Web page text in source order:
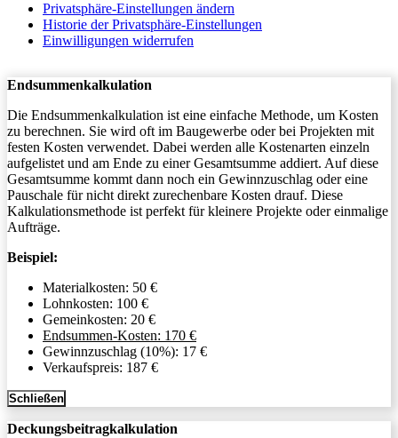
Privatsphäre-Einstellungen ändern
Historie der Privatsphäre-Einstellungen
Einwilligungen widerrufen
Endsummenkalkulation
Die Endsummenkalkulation ist eine einfache Methode, um Kosten
zu berechnen. Sie wird oft im Baugewerbe oder bei Projekten mit
festen Kosten verwendet. Dabei werden alle Kostenarten einzeln
aufgelistet und am Ende zu einer Gesamtsumme addiert. Auf diese
Gesamtsumme kommt dann noch ein Gewinnzuschlag oder eine
Pauschale für nicht direkt zurechenbare Kosten drauf. Diese
Kalkulationsmethode ist perfekt für kleinere Projekte oder einmalige
Aufträge.
Beispiel:
Materialkosten: 50 €
Lohnkosten: 100 €
Gemeinkosten: 20 €
Endsummen-Kosten: 170 €
Gewinnzuschlag (10%): 17 €
Verkaufspreis: 187 €
Schließen
Deckungsbeitragkalkulation